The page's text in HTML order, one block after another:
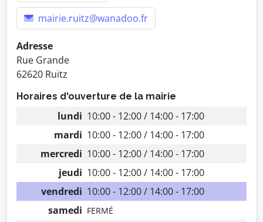
mairie.ruitz@wanadoo.fr
Adresse
Rue Grande
62620 Ruitz
Horaires d'ouverture de la mairie
lundi 10:00 - 12:00 / 14:00 - 17:00
mardi 10:00 - 12:00 / 14:00 - 17:00
mercredi 10:00 - 12:00 / 14:00 - 17:00
jeudi 10:00 - 12:00 / 14:00 - 17:00
vendredi 10:00 - 12:00 / 14:00 - 17:00
samedi FERMÉ